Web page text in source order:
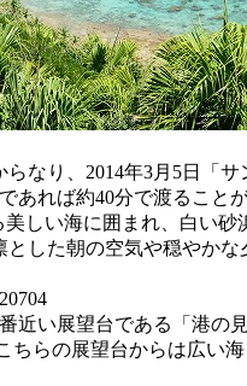
なり、2014年3月5日「
あれば約40分で渡ること
しい海に囲まれ、白い
した朝の空気や穏やか
近い展望台である「港
ちらの展望台からは広い